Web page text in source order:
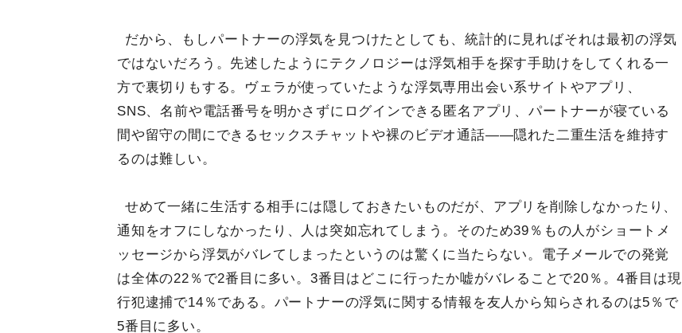
だから、もしパートナーの浮気を見つけたとしても、統計的に見ればそれは最初の浮気
ではないだろう。先述したようにテクノロジーは浮気相手を探す手助けをしてくれる一
方で裏切りもする。ヴェラが使っていたような浮気専用出会い系サイトやアプリ、
SNS、名前や電話番号を明かさずにログインできる匿名アプリ、パートナーが寝ている
間や留守の間にできるセックスチャットや裸のビデオ通話――隠れた二重生活を維持す
るのは難しい。
せめて一緒に生活する相手には隠しておきたいものだが、アプリを削除しなかったり、
通知をオフにしなかったり、人は突如忘れてしまう。そのため39％もの人がショートメ
ッセージから浮気がバレてしまったというのは驚くに当たらない。電子メールでの発覚
は全体の22％で2番目に多い。3番目はどこに行ったか嘘がバレることで20％。4番目は現
行犯逮捕で14％である。パートナーの浮気に関する情報を友人から知らされるのは5％で
5番目に多い。